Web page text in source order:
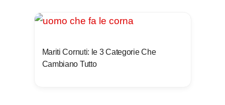
Mariti Cornuti: le 3 Categorie Che
Cambiano Tutto